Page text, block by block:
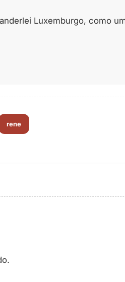
Luxemburgo, como
rene